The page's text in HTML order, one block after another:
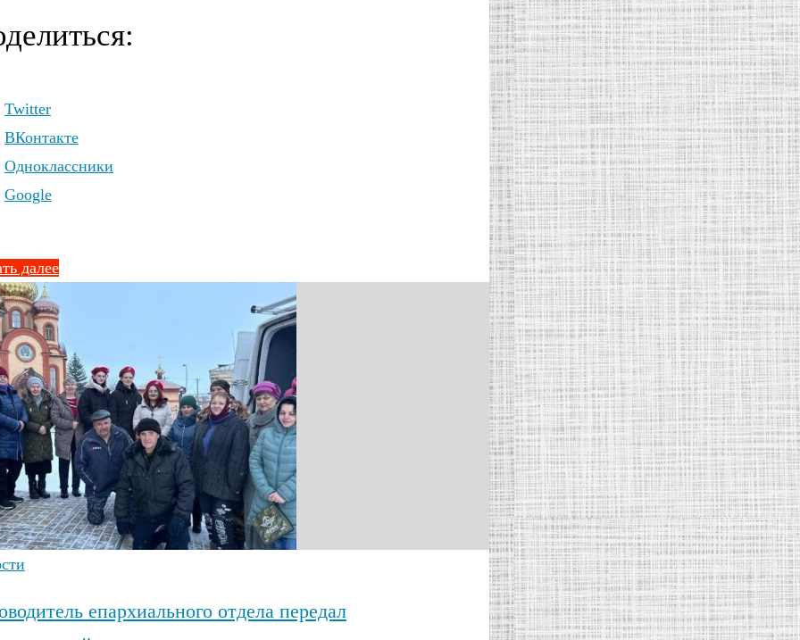
Twitter
ВКонтакте
Одноклассники
Google
далее
епархиального отдела передал